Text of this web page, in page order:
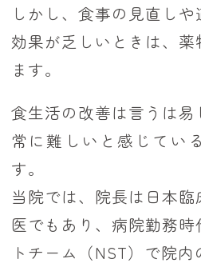
しかし、食事の見直し
効果が乏しいときは、薬
ます。
食生活の改善は言うは
常に難しいと感じてい
す。
当院では、院長は日本
医でもあり、病院勤務
トチーム（NST）で院